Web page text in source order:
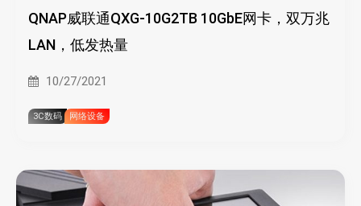
QNAP威联通QXG-10G2TB 10GbE网卡，双万兆
LAN，低发热量
10/27/2021
3C数码 网络设备